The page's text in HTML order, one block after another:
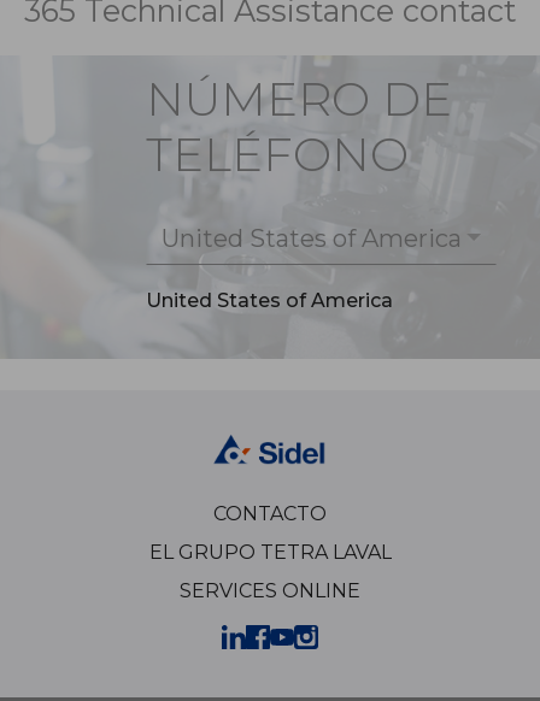
365 Technical Assistance contact
NÚMERO DE
TELÉFONO
United States of America
United States of America
CONTACTO
EL GRUPO TETRA LAVAL
SERVICES ONLINE